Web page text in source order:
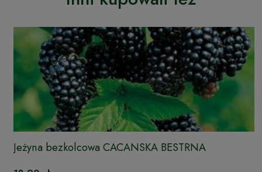
Jeżyna bezkolcowa CACANSKA BESTRNA